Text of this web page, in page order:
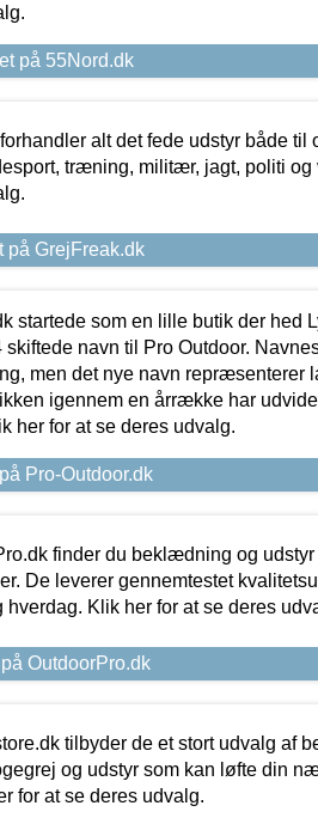
på 55Nord.dk
alt det fede udstyr både til
træning, militær, jagt, politi og
på GrejFreak.dk
startede som en lille butik der hed
skiftede navn til Pro Outdoor.
men det nye navn repræsenterer
igennem en årrække har
her for at se deres udvalg.
Pro-Outdoor.dk
finder du beklædning og
De leverer gennemtestet
hverdag. Klik her for at se deres
OutdoorPro.dk
tilbyder de et stort udvalg af
og udstyr som kan løfte din
for at se deres udvalg.